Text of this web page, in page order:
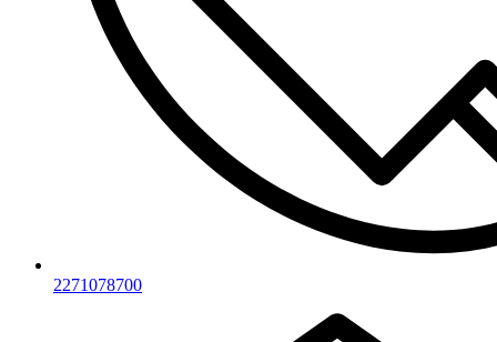
2271078700